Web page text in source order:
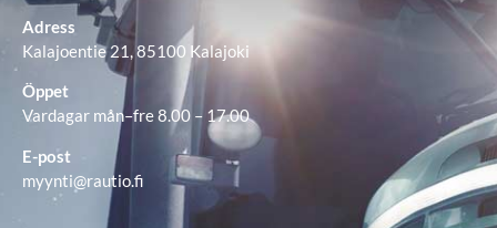
Adress
Kalajoentie 21, 85100 Kalajoki
Öppet
Vardagar mån–fre 8.00 – 17.00
E-post
myynti@rautio.fi